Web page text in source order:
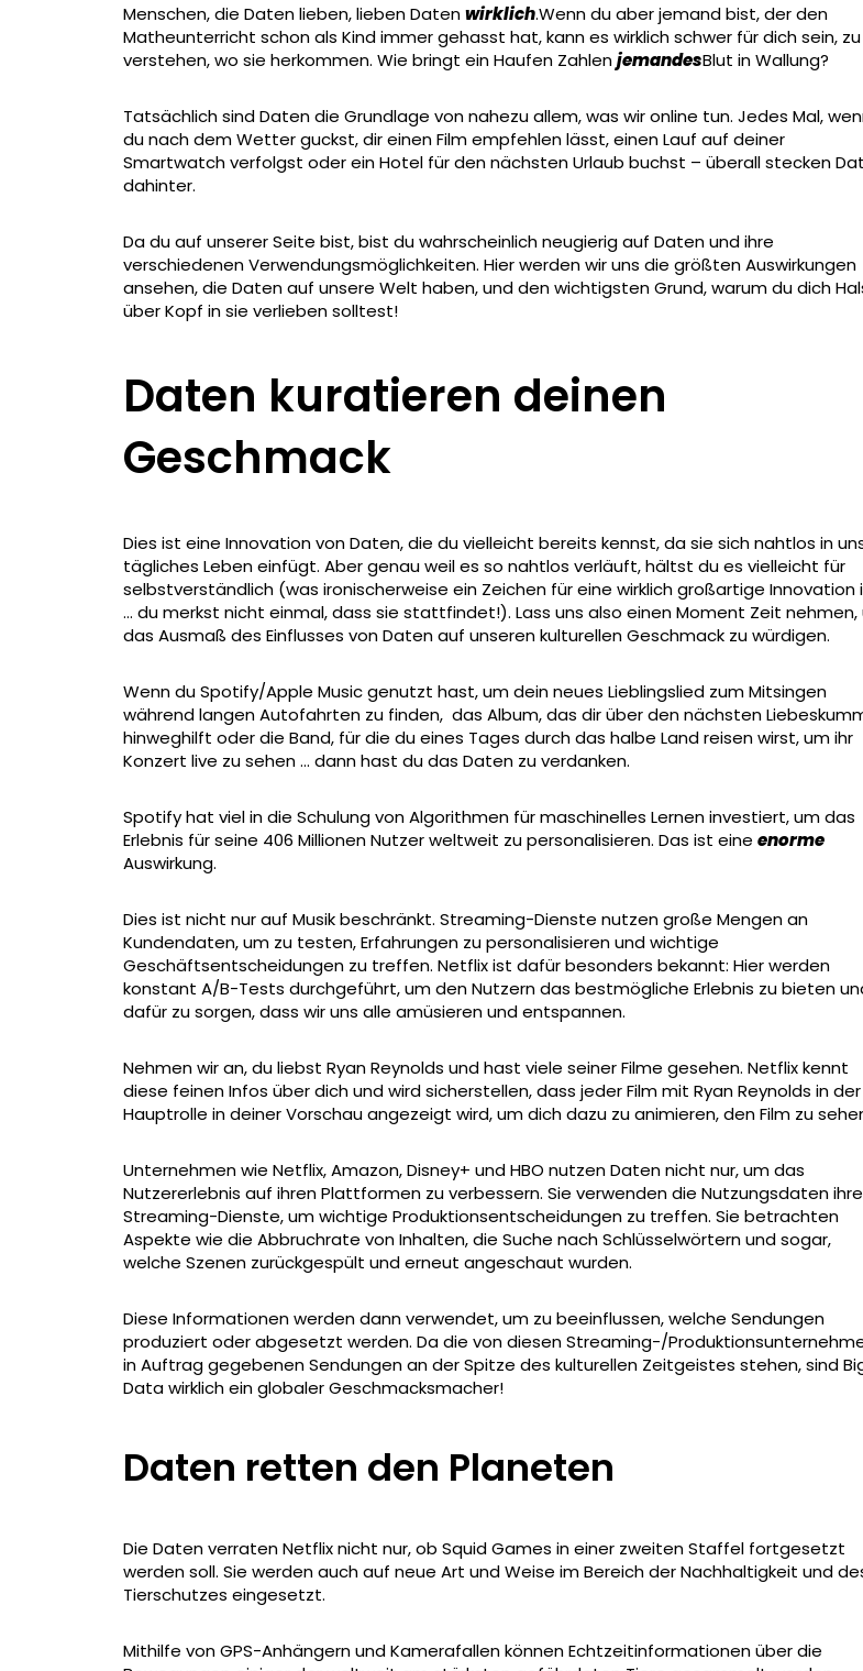
Menschen, die Daten lieben, lieben Datenwirklich.Wenn du aber jemand bist, der den
Matheunterricht schon als Kind immer gehasst hat, kann es wirklich schwer für dich sein, zu
verstehen, wo sie herkommen. Wie bringt ein Haufen ZahlenjemandesBlut in Wallung?
Tatsächlich sind Daten die Grundlage von nahezu allem, was wir online tun. Jedes Mal,
du nach dem Wetter guckst, dir einen Film empfehlen lässt, einen Lauf auf deiner
Smartwatch verfolgst oder ein Hotel für den nächsten Urlaub buchst – überall stecken
dahinter.
Da du auf unserer Seite bist, bist du wahrscheinlich neugierig auf Daten und ihre
verschiedenen Verwendungsmöglichkeiten. Hier werden wir uns die größten Auswirkungen
ansehen, die Daten auf unsere Welt haben, und den wichtigsten Grund, warum du dich
über Kopf in sie verlieben solltest!
Daten kuratieren deinen
Geschmack
Dies ist eine Innovation von Daten, die du vielleicht bereits kennst, da sie sich nahtlos in
tägliches Leben einfügt. Aber genau weil es so nahtlos verläuft, hältst du es vielleicht für
selbstverständlich (was ironischerweise ein Zeichen für eine wirklich großartige Innovation
… du merkst nicht einmal, dass sie stattfindet!). Lass uns also einen Moment Zeit nehmen,
das Ausmaß des Einflusses von Daten auf unseren kulturellen Geschmack zu würdigen.
Wenn du Spotify/Apple Music genutzt hast, um dein neues Lieblingslied zum Mitsingen
während langen Autofahrten zu finden, das Album, das dir über den nächsten
hinweghilft oder die Band, für die du eines Tages durch das halbe Land reisen wirst, um ihr
Konzert live zu sehen ... dann hast du das Daten zu verdanken.
Spotify hat viel in die Schulung von Algorithmen für maschinelles Lernen investiert, um das
Erlebnis für seine 406 Millionen Nutzer weltweit zu personalisieren. Das ist eine enorme
Auswirkung.
Dies ist nicht nur auf Musik beschränkt. Streaming-Dienste nutzen große Mengen an
Kundendaten, um zu testen, Erfahrungen zu personalisieren und wichtige
Geschäftsentscheidungen zu treffen. Netflix ist dafür besonders bekannt: Hier werden
konstant A/B-Tests durchgeführt, um den Nutzern das bestmögliche Erlebnis zu bieten
dafür zu sorgen, dass wir uns alle amüsieren und entspannen.
Nehmen wir an, du liebst Ryan Reynolds und hast viele seiner Filme gesehen. Netflix kennt
diese feinen Infos über dich und wird sicherstellen, dass jeder Film mit Ryan Reynolds in der
Hauptrolle in deiner Vorschau angezeigt wird, um dich dazu zu animieren, den Film zu
Unternehmen wie Netflix, Amazon, Disney+ und HBO nutzen Daten nicht nur, um das
Nutzererlebnis auf ihren Plattformen zu verbessern. Sie verwenden die Nutzungsdaten
Streaming-Dienste, um wichtige Produktionsentscheidungen zu treffen. Sie betrachten
Aspekte wie die Abbruchrate von Inhalten, die Suche nach Schlüsselwörtern und sogar,
welche Szenen zurückgespült und erneut angeschaut wurden.
Diese Informationen werden dann verwendet, um zu beeinflussen, welche Sendungen
produziert oder abgesetzt werden. Da die von diesen Streaming-/
in Auftrag gegebenen Sendungen an der Spitze des kulturellen Zeitgeistes stehen, sind
Data wirklich ein globaler Geschmacksmacher!
Daten retten den Planeten
Die Daten verraten Netflix nicht nur, ob Squid Games in einer zweiten Staffel fortgesetzt
werden soll. Sie werden auch auf neue Art und Weise im Bereich der Nachhaltigkeit und
Tierschutzes eingesetzt.
Mithilfe von GPS-Anhängern und Kamerafallen können Echtzeitinformationen über die